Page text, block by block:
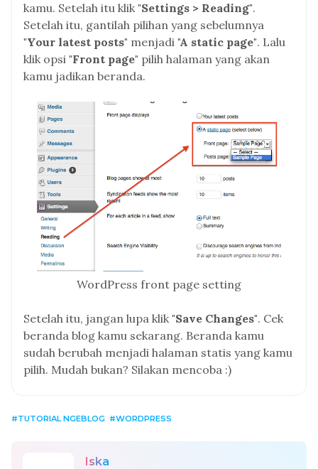
kamu. Setelah itu klik "Settings > Reading".
Setelah itu, gantilah pilihan yang sebelumnya
"Your latest posts" menjadi "A static page". Lalu
klik opsi "Front page" pilih halaman yang akan
kamu jadikan beranda.
WordPress front page setting
Setelah itu, jangan lupa klik "Save Changes". Cek
beranda blog kamu sekarang. Beranda kamu
sudah berubah menjadi halaman statis yang kamu
pilih. Mudah bukan? Silakan mencoba :)
TUTORIAL NGEBLOG WORDPRESS
Iska